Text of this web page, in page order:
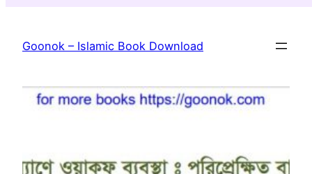
content
Goonok – Islamic Book Download